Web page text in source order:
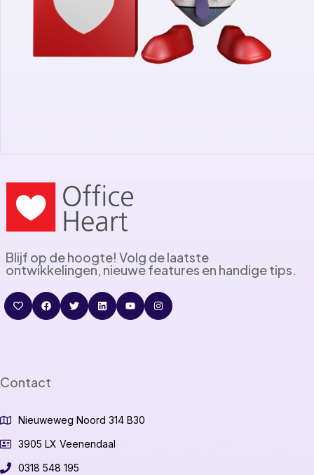
Blijf op de hoogte! Volg de laatste
ontwikkelingen, nieuwe features en handige tips.
Contact
Nieuweweg Noord 314 B30
3905 LX Veenendaal
0318 548 195